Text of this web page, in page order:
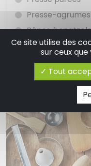
Presse-agrumes
Râpes à
Spatules à
Thermomètre
Ce site utilise des
sur ceux
Tout